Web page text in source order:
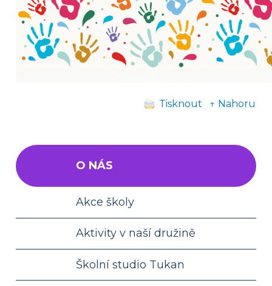
Tisknout ↑ Nahoru
O NÁS
Akce školy
Aktivity v naší družině
Školní studio Tukan